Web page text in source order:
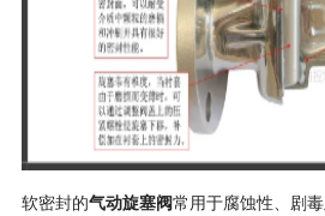
软密封的气动旋塞阀常用于腐蚀性、剧